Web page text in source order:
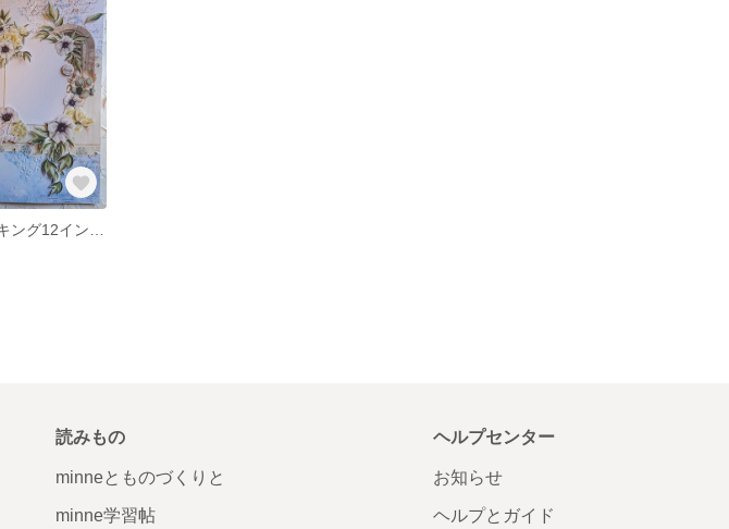
読みもの
minneとものづくりと
minne学習帖
ヘルプセンター
お知らせ
ヘルプとガイド